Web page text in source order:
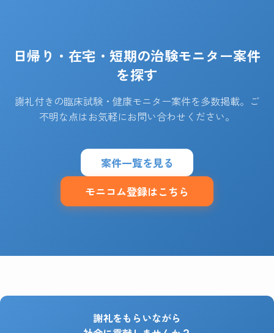
日帰り・在宅・短期の治験モニター案件
を探す
謝礼付きの臨床試験・健康モニター案件を多数掲載。ご
不明な点はお気軽にお問い合わせください。
案件一覧を見る
モニコム登録はこちら
謝礼をもらいながら